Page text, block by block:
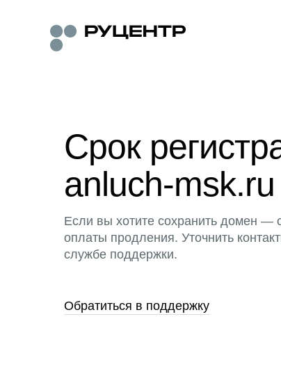
Срок
anluch-msk.ru
Если вы хотите сохранить домен —
оплаты продления. Уточнить
службе поддержки.
Обратиться в поддержку